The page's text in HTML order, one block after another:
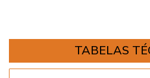
TABELAS